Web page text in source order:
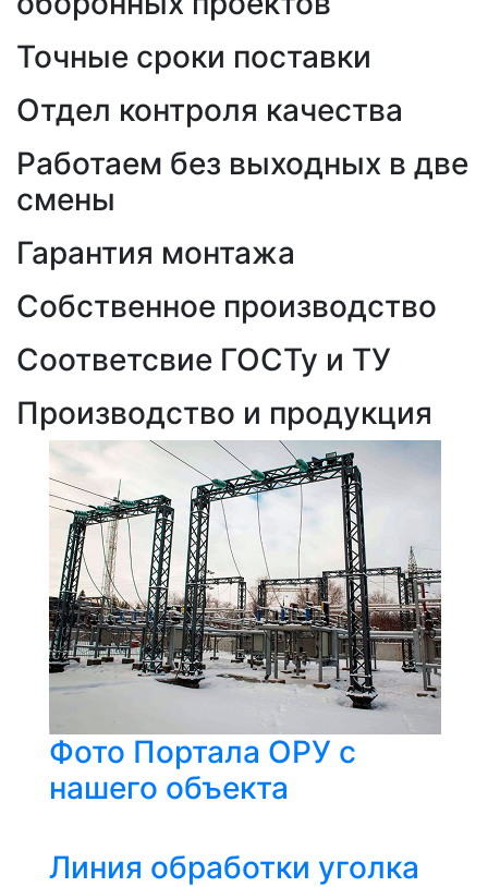
Точные сроки поставки
Отдел контроля качества
Работаем без выходных в две
смены
Гарантия монтажа
Собственное производство
Соответсвие ГОСТу и ТУ
Производство и продукция
Фото Портала ОРУ с
нашего объекта
Линия обработки уголка